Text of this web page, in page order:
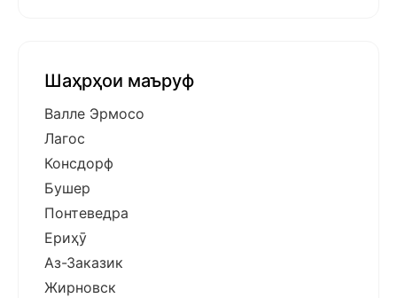
Шаҳрҳои маъруф
Валле Эрмосо
Лагос
Консдорф
Бушер
Понтеведра
Ериҳӯ
Аз-Заказик
Жирновск